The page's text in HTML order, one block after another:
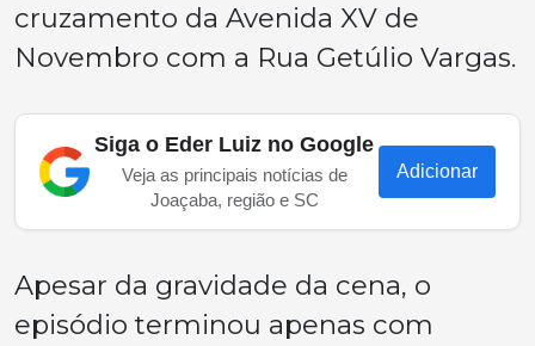
cruzamento da Avenida XV de
Novembro com a Rua Getúlio Vargas.
Siga o Eder Luiz no Google
Veja as principais notícias de
Joaçaba, região e SC
Adicionar
Apesar da gravidade da cena, o
episódio terminou apenas com